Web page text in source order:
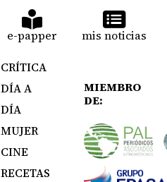
e-papper mis noticias
CRÍTICA
DÍA A
DÍA
MUJER
CINE
RECETAS
MIEMBRO
DE: